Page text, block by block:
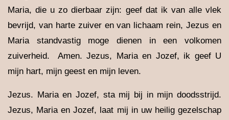
Maria, die u zo dierbaar zijn: geef dat ik van alle vlek
bevrijd, van harte zuiver en van lichaam rein, Jezus en
Maria standvastig moge dienen in een volkomen
zuiverheid. Amen. Jezus, Maria en Jozef, ik geef U
mijn hart, mijn geest en mijn leven.
Jezus. Maria en Jozef, sta mij bij in mijn doodsstrijd.
Jezus, Maria en Jozef, laat mij in uw heilig gezelschap